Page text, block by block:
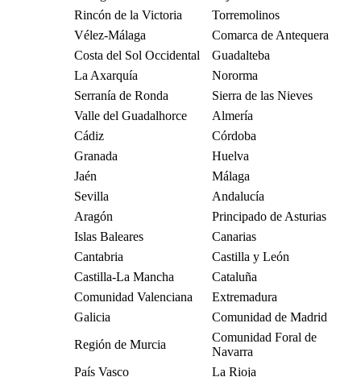
Rincón de la Victoria
Torremolinos
Vélez-Málaga
Comarca de Antequera
Costa del Sol Occidental
Guadalteba
La Axarquía
Nororma
Serranía de Ronda
Sierra de las Nieves
Valle del Guadalhorce
Almería
Cádiz
Córdoba
Granada
Huelva
Jaén
Málaga
Sevilla
Andalucía
Aragón
Principado de Asturias
Islas Baleares
Canarias
Cantabria
Castilla y León
Castilla-La Mancha
Cataluña
Comunidad Valenciana
Extremadura
Galicia
Comunidad de Madrid
Región de Murcia
Comunidad Foral de
Navarra
País Vasco
La Rioja